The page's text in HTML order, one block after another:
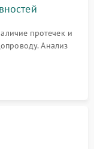
Подробнее →
протечек и
Анализ
вращения
защиты